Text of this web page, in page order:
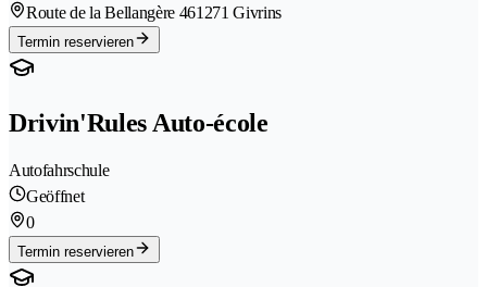
Route de la Bellangère 461271 Givrins
Termin reservieren
Drivin'Rules Auto-école
Autofahrschule
Geöffnet
0
Termin reservieren